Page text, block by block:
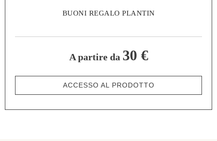
BUONI REGALO PLANTIN
A partire da 30 €
ACCESSO AL PRODOTTO